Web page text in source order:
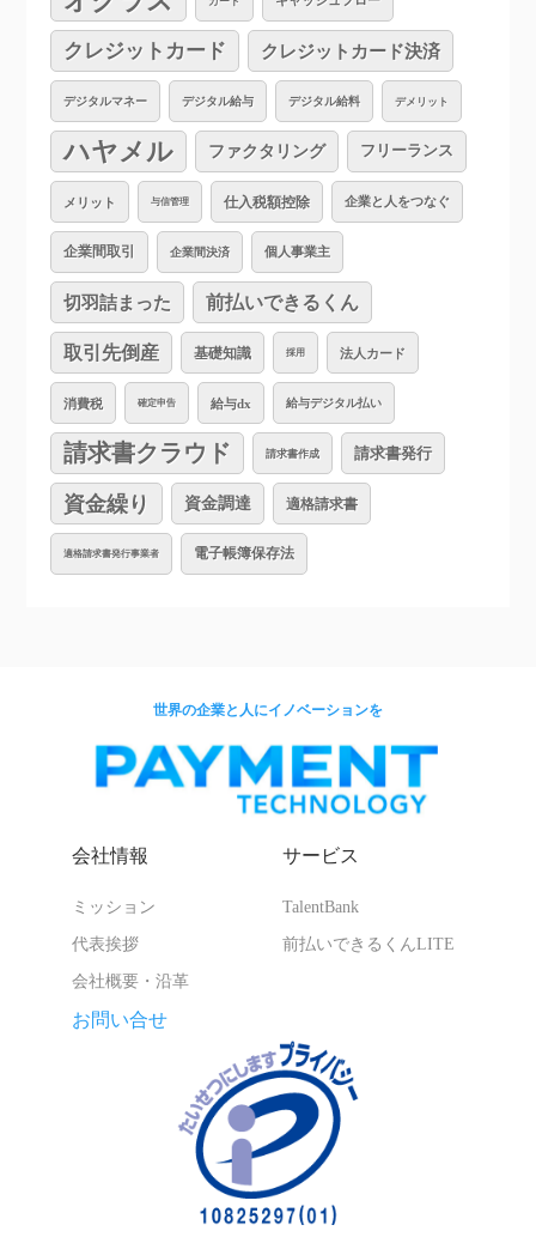
クレジットカード クレジットカード決済
デジタルマネー デジタル給与 デジタル給料 デメリット
ハヤメル ファクタリング フリーランス
メリット 与信管理 仕入税額控除 企業と人をつなぐ
企業間取引 企業間決済 個人事業主
切羽詰まった 前払いできるくん
取引先倒産 基礎知識 採用 法人カード
消費税 確定申告 給与dx 給与デジタル払い
請求書クラウド 請求書作成 請求書発行
資金繰り 資金調達 適格請求書
適格請求書発行事業者 電子帳簿保存法
世界の企業と人にイノベーションを
会社情報
ミッション
代表挨拶
会社概要・沿革
サービス
TalentBank
前払いできるくんLITE
お問い合せ